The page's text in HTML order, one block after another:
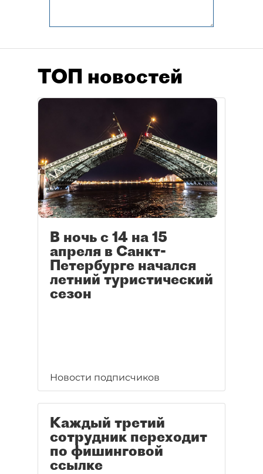
ТОП новостей
В ночь с 14 на 15
апреля в Санкт-
Петербурге начался
летний туристический
сезон
Новости подписчиков
Каждый третий
сотрудник переходит
по фишинговой
ссылке